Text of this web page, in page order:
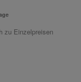
zu Einzelpreisen